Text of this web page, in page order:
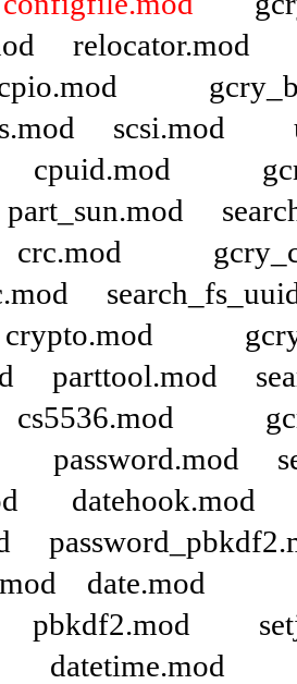
relocator.mod
scsi.mod
cpuid.mod
parttool.mod
password.mod
pbkdf2.mod
datetime.mod